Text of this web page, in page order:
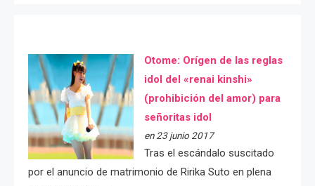
Otome: Orígen de las reglas
idol del «renai kinshi»
(prohibición del amor) para
señoritas idol
en 23 junio 2017
Tras el escándalo suscitado
por el anuncio de matrimonio de Ririka Suto en plena